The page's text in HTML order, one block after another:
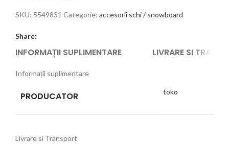
SKU: 5549831 Categorie: accesorii schi / snowboard
Share:
INFORMAȚII SUPLIMENTARE LIVRARE SI
Informații suplimentare
PRODUCATOR toko
Livrare si Transport